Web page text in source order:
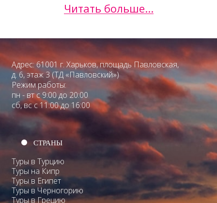
Пляжи оборудованы платными лежаками и зонтами,
Многие зоны пляжа застроены прибрежными кафе, где
любой отдыхающий в Золотых пеках обязательно
познакомится с национальными блюдами и насладится
местными напитками.
В вечернее время пляжи Золотых песков превращаются
в красочный и многоликий аттракцион для детей и
взрослых.
Золотые пески: что посмотреть?
Золотые пески – истинно пляжный отдых. Глубоких
исторических корней и соответствующих архитектурных
сооружений здесь отыскать нельзя. А вот экскурсия по
Золотым пескам будет необременительной и
увлекательной заодно.
Часто посещаемой достопримечательностью Золотых
песков считается монастырь Аладжа, скрытый в
Читать больше...
Адрес: 61001 г. Харьков, площадь Павловская,
д. 6, этаж 3 (ТД «Павловский»)
Режим работы:
пн - вт с 9:00 до 20:00
сб, вс с 11:00 до 16:00
СТРАНЫ
Туры в Турцию
Туры на Кипр
Туры в Египет
Туры в Черногорию
Туры в Грецию